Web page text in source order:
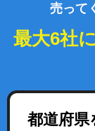
売って
最大6社
都道府県